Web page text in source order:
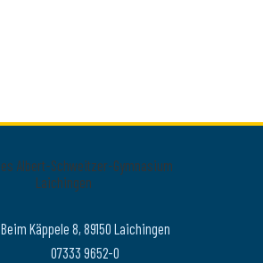
Beim Käppele 8, 89150 Laichingen
07333 9652-0